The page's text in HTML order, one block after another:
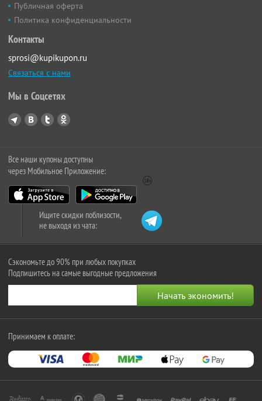
Публичная оферта
Политика конфиденциальности
Контакты
sprosi@kupikupon.ru
Связаться с нами
Мы в Соцсетях
Все наши купоны доступны
через Мобильное Приложение:
Ищите скидки поблизости,
не выходя из чата:
Сэкономьте до 90% при любых покупках
Подпишитесь на самые выгодные предложения
Принимаем к оплате: